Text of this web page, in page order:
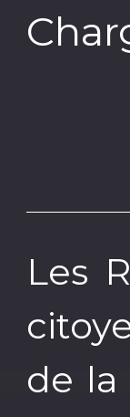
Les
de la